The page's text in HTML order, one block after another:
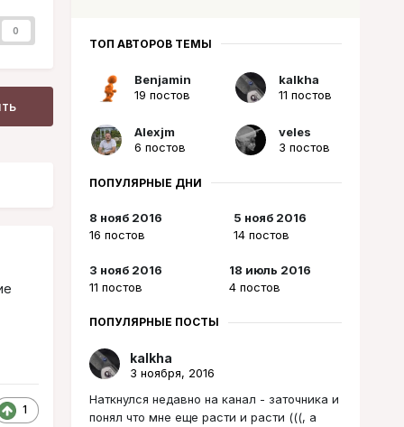
0
1
ТОП АВТОРОВ ТЕМЫ
Benjamin
19 постов
kalkha
11 постов
Alexjm
6 постов
veles
3 постов
ПОПУЛЯРНЫЕ ДНИ
8 нояб 2016
16 постов
5 нояб 2016
14 постов
3 нояб 2016
11 постов
18 июль 2016
4 постов
ПОПУЛЯРНЫЕ ПОСТЫ
kalkha
3 ноября, 2016
Наткнулся недавно на канал - заточника и
понял что мне еще расти и расти (((, а